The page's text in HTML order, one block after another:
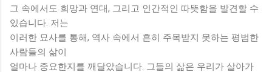
그 속에서도 희망과 연대, 그리고 인간적인 따뜻함을 발견할 수
있습니다. 저는
이러한 묘사를 통해, 역사 속에서 흔히 주목받지 못하는 평범한
사람들의 삶이
얼마나 중요한지를 깨달았습니다. 그들의 삶은 우리가 살아가